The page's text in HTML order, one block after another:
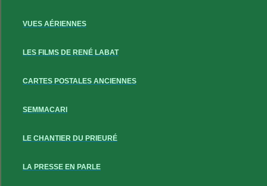
VUES AÉRIENNES
LES FILMS DE RENÉ LABAT
CARTES POSTALES ANCIENNES
SEMMACARI
LE CHANTIER DU PRIEURÉ
LA PRESSE EN PARLE